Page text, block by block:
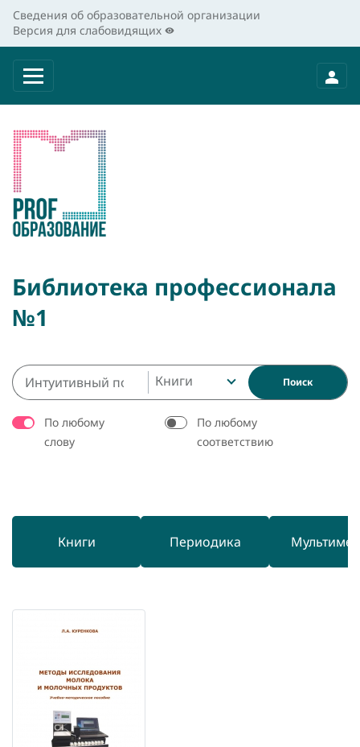
Сведения об образовательной организации
Версия для слабовидящих
Библиотека профессионала
№1
Книги Поиск
По любому
слову
По любому
соответствию
Книги Периодика